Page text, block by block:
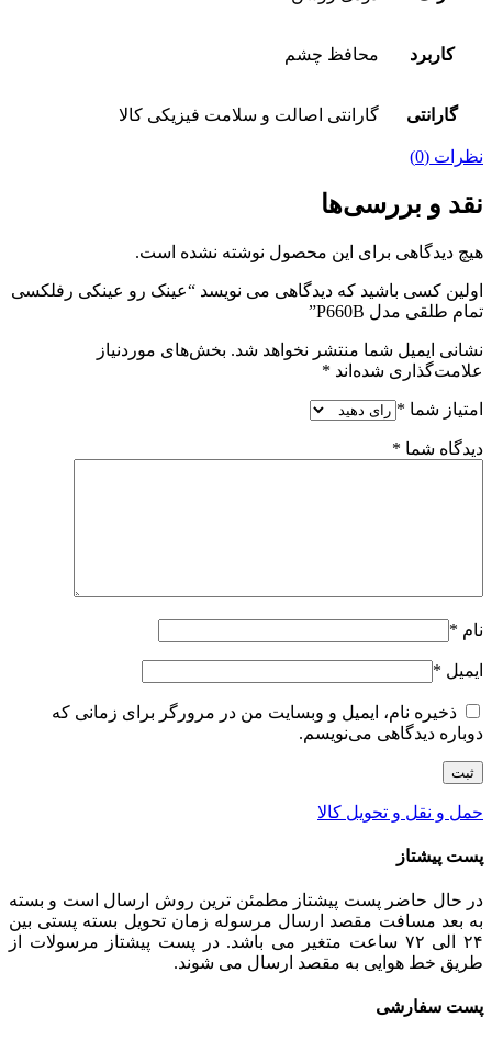
کاربرد محافظ چشم
گارانتی گارانتی اصالت و سلامت فیزیکی کالا
نظرات (0)
نقد و بررسی‌ها
هیچ دیدگاهی برای این محصول نوشته نشده است.
اولین کسی باشید که دیدگاهی می نویسد “عینک رو عینکی رفلکسی
تمام طلقی مدل P660B”
نشانی ایمیل شما منتشر نخواهد شد. بخش‌های موردنیاز
علامت‌گذاری شده‌اند *
امتیاز شما *
دیدگاه شما *
نام *
ایمیل *
ذخیره نام، ایمیل و وبسایت من در مرورگر برای زمانی که
دوباره دیدگاهی می‌نویسم.
حمل و نقل و تحویل کالا
پست پیشتاز
در حال حاضر پست پیشتاز مطمئن ترین روش ارسال است و بسته
به بعد مسافت مقصد ارسال مرسوله زمان تحویل بسته پستی بین
۲۴ الی ۷۲ ساعت متغیر می باشد. در پست پیشتاز مرسولات از
طریق خط هوایی به مقصد ارسال می شوند.
پست سفارشی